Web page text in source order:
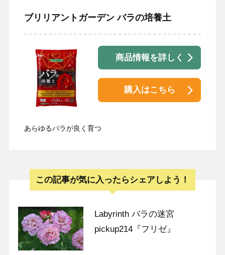
ブリリアントガーデン バラの培養土
商品情報を詳しく
購入はこちら
あらゆるバラが良く育つ
この記事が気に入ったらシェアしよう！
Labyrinth バラの迷宮
pickup214『フリゼ』